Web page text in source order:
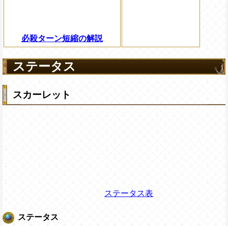
必殺ターン短縮の解説
ステータス
スカーレット
ステータス表
ステータス